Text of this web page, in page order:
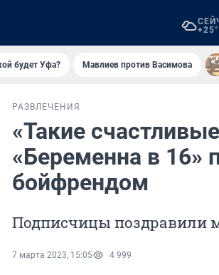
будет Уфа? Мавлиев против Васимова
РАЗВЛЕЧЕНИЯ
«Такие
«Беременна в 16»
бойфрендом
Подписчицы поздравили
7 марта 2023, 15:05 4 999